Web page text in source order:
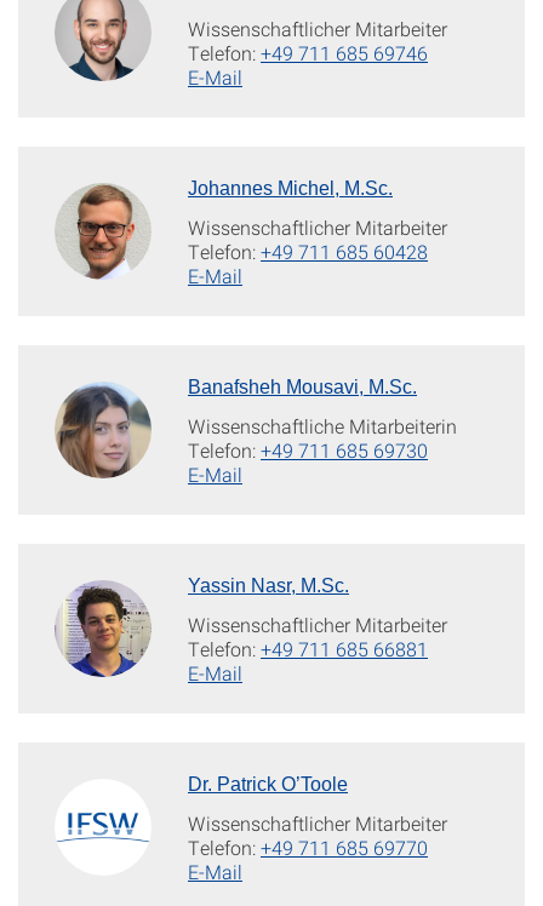
Wissenschaftlicher Mitarbeiter
Telefon:+49 711 685 69746
E-Mail
Johannes Michel, M.Sc.
Wissenschaftlicher Mitarbeiter
Telefon:+49 711 685 60428
E-Mail
Banafsheh Mousavi, M.Sc.
Wissenschaftliche Mitarbeiterin
Telefon:+49 711 685 69730
E-Mail
Yassin Nasr, M.Sc.
Wissenschaftlicher Mitarbeiter
Telefon:+49 711 685 66881
E-Mail
Dr. Patrick O’Toole
Wissenschaftlicher Mitarbeiter
Telefon:+49 711 685 69770
E-Mail